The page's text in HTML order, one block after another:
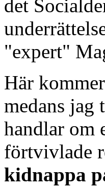
det
"expert"
Här
medans jag
handlar om
förtvivlade
kidnappa